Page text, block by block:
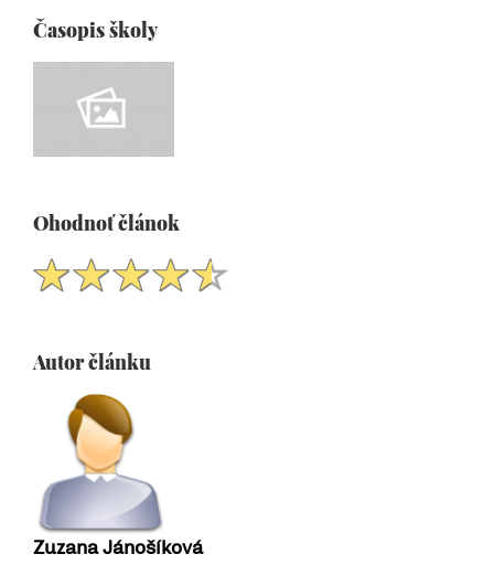
Časopis školy
Ohodnoť článok
Autor článku
Zuzana Jánošíková